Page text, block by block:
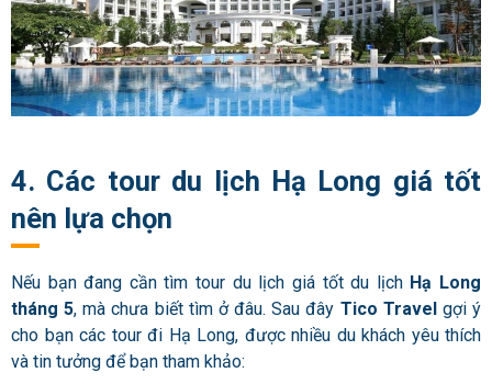
4. Các tour du lịch Hạ Long giá tốt
nên lựa chọn
Nếu bạn đang cần tìm tour du lịch giá tốt du lịchHạ Long
tháng 5, mà chưa biết tìm ở đâu. Sau đây Tico Travel gợi ý
cho bạn các tour đi Hạ Long, được nhiều du khách yêu thích
và tin tưởng để bạn tham khảo: